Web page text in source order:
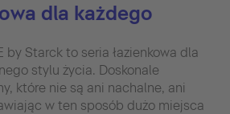
dla każdego
by Starck to seria łazienkowa dla
stylu życia. Doskonale
które nie są ani nachalne, ani
w ten sposób dużo miejsca